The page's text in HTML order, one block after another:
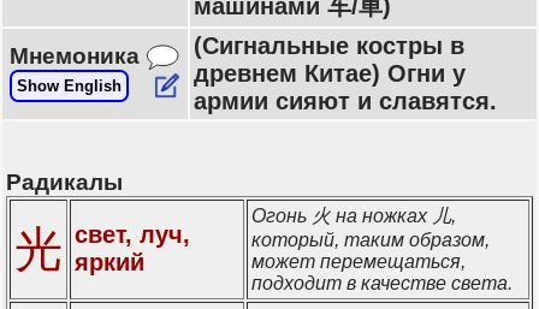
машинами 车/車)
Мнемоника
Show English
(Сигнальные костры в
древнем Китае) Огни у
армии сияют и славятся.
Радикалы
光 свет, луч,
яркий
Огонь 火 на ножках 儿,
который, таким образом,
может перемещаться,
подходит в качестве света.